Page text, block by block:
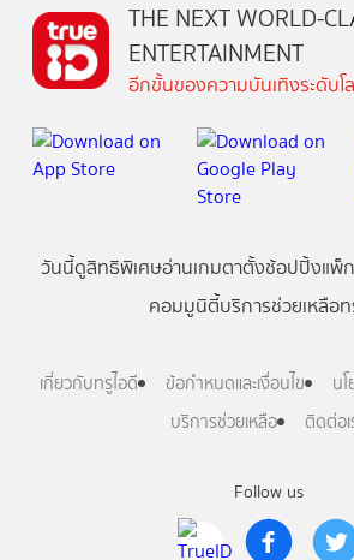
Follow us
THE NEXT WORLD-
ENTERTAINMENT
อีกขั้นของความบันเทิงระดับ
วันนี้ดูสิทธิพิเศษอ่านเกมตาตั้งช้อปปิ้งแพ็
คอมมูนิตี้บริการช่วยเหลือท
เกี่ยวกับทรูไอดี ข้อกำหนดและเงื่อนไข
น
บริการช่วยเหลือ
ติดต่อเ